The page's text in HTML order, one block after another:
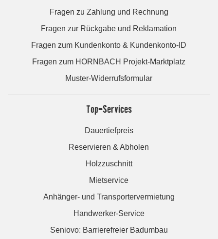
Fragen zu Zahlung und Rechnung
Fragen zur Rückgabe und Reklamation
Fragen zum Kundenkonto & Kundenkonto-ID
Fragen zum HORNBACH Projekt-Marktplatz
Muster-Widerrufsformular
Top-Services
Dauertiefpreis
Reservieren & Abholen
Holzzuschnitt
Mietservice
Anhänger- und Transportervermietung
Handwerker-Service
Seniovo: Barrierefreier Badumbau